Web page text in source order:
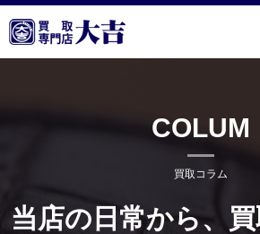
COLUM
買取コラム
当店の日常から、